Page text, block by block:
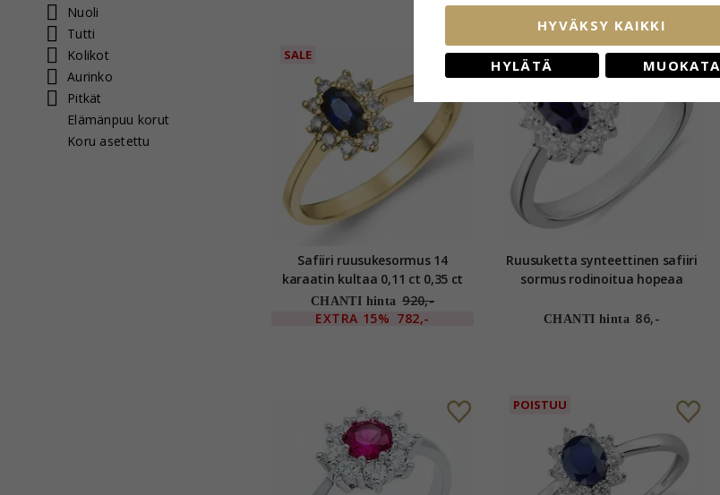
Nuoli
Tutti
Kolikot
Aurinko
Pitkät
Elämänpuu korut
Koru asetettu
SALE
Safiiri ruusukesormus 14
karaatin kultaa 0,11 ct 0,35 ct
CHANTI hinta 920,-
EXTRA 15% 782,-
Ruusuketta synteettinen safiiri
sormus rodinoitua hopeaa
CHANTI hinta 86,-
POISTUU
HYVÄKSY KAIKKI
HYLÄTÄ MUOKATA